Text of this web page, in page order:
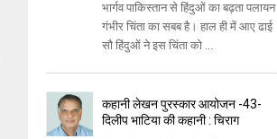
भार्गव पाकिस्‍तान से हिंदुओं का बढ़ता पलायन
गंभीर चिंता का सबब है। हाल ही में आए ढाई
सौ हिंदुओं ने इस चिंता को ...
कहानी लेखन पुरस्कार आयोजन -43-
दिलीप भाटिया की कहानी : चिराग